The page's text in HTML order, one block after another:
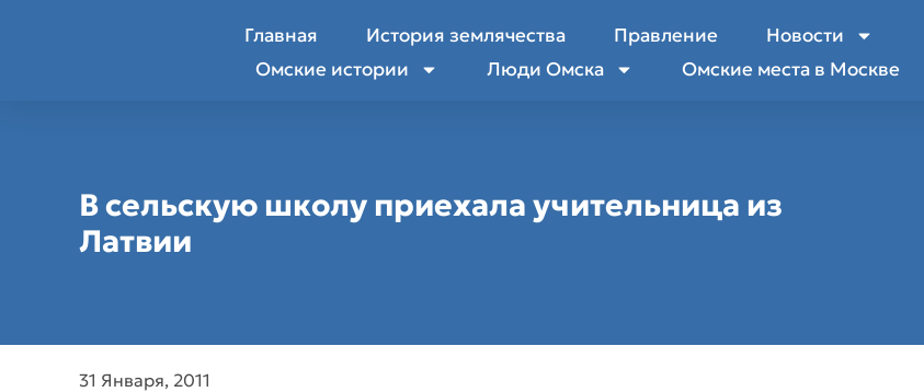
Главная История землячества Правление
Новости
Омские истории
Люди Омска Омские места в Москве
В сельскую школу приехала учительница из
Латвии
31 Января, 2011